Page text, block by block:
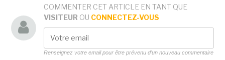
COMMENTER CET ARTICLE EN TANT QUE
VISITEUR OU CONNECTEZ-VOUS
Renseignez votre email pour être prévenu d'un nouveau commentaire